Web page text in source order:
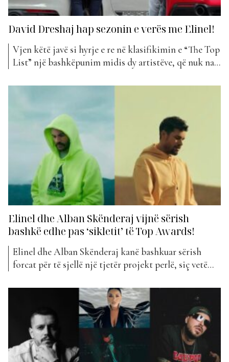
David Dreshaj hap sezonin e verës me Elinel!
Vjen këtë javë si hyrje e re në klasifikimin e “The Top
List” një bashkëpunim midis dy artistëve, që nuk na e
Dreshaj dhe Elinel, të cilët kanë sjellë së bashku
qenë...
Elinel dhe Alban Skënderaj vijnë sërish
bashkë edhe pas ‘sikletit’ të Top Awards!
Elinel dhe Alban Skënderaj kanë bashkuar sërish
forcat për të sjellë një tjetër projekt perlë, siç vetëm
këtë javë në klasifikimin e “The Top List” mban
titullin “Boll”. Një dyshe e fuqishme që dinë se si të
arrijnë...